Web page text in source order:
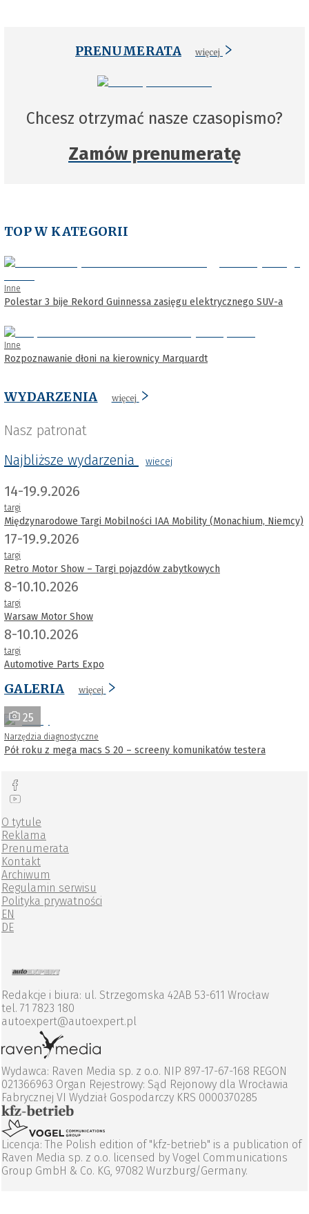
PRENUMERATA więcej
Chcesz otrzymać nasze czasopismo?
Zamów prenumeratę
TOP W KATEGORII
Inne
Polestar 3 bije Rekord Guinnessa zasięgu elektrycznego SUV-a
Inne
Rozpoznawanie dłoni na kierownicy Marquardt
WYDARZENIA więcej
Nasz patronat
Najbliższe wydarzenia
wiecej
14-19.9.2026
targi
Międzynarodowe Targi Mobilności IAA Mobility (Monachium, Niemcy)
17-19.9.2026
targi
Retro Motor Show – Targi pojazdów zabytkowych
8-10.10.2026
targi
Warsaw Motor Show
8-10.10.2026
targi
Automotive Parts Expo
GALERIA więcej
25
Narzędzia diagnostyczne
Pół roku z mega macs S 20 – screeny komunikatów testera
O tytule
Reklama
Prenumerata
Kontakt
Archiwum
Regulamin serwisu
Polityka prywatności
EN
DE
Redakcje i biura: ul. Strzegomska 42AB 53-611 Wrocław
tel. 71 7823 180
autoexpert@autoexpert.pl
Wydawca: Raven Media sp. z o.o. NIP 897-17-67-168 REGON
021366963 Organ Rejestrowy: Sąd Rejonowy dla Wrocławia
Fabrycznej VI Wydział Gospodarczy KRS 0000370285
Licencja: The Polish edition of "kfz-betrieb" is a publication of
Raven Media sp. z o.o. licensed by Vogel Communications
Group GmbH & Co. KG, 97082 Wurzburg/Germany.